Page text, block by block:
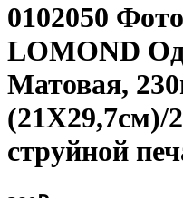
0102050
LOMOND
Матовая,
(21X29,7см)/
струйной